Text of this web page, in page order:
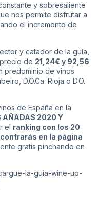
y sobresaliente
nos permite disfrutar a
el incremento de
y catador de la guía,
de 21,24€ y 92,56
predominio de vinos
D.O.Ca. Rioja o D.O.
de España en la
AÑADAS 2020 Y
el ranking con los 20
en la página
gratis pinchando en
la-guia-wine-up-